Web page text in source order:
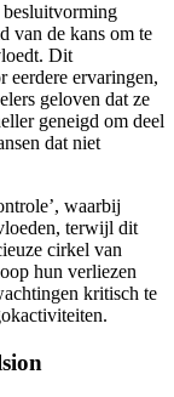
besluitvorming
van de kans om te
Dit
eerdere ervaringen,
geloven dat ze
geneigd om deel
dat niet
waarbij
terwijl dit
cirkel van
hun verliezen
kritisch te